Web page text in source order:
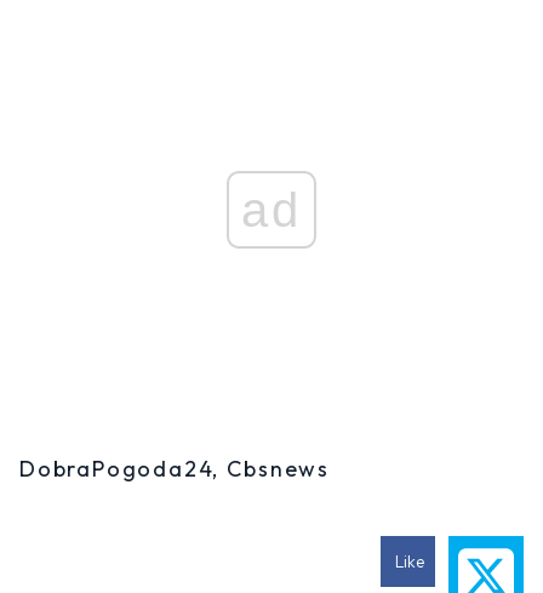
ad
DobraPogoda24, Cbsnews
Like